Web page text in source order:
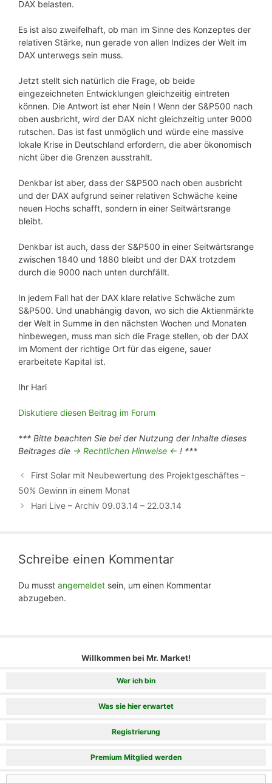
DAX belasten.
Es ist also zweifelhaft, ob man im Sinne des Konzeptes der
relativen Stärke, nun gerade von allen Indizes der Welt im
DAX unterwegs sein muss.
Jetzt stellt sich natürlich die Frage, ob beide
eingezeichneten Entwicklungen gleichzeitig eintreten
können. Die Antwort ist eher Nein ! Wenn der S&P500 nach
oben ausbricht, wird der DAX nicht gleichzeitig unter 9000
rutschen. Das ist fast unmöglich und würde eine massive
lokale Krise in Deutschland erfordern, die aber ökonomisch
nicht über die Grenzen ausstrahlt.
Denkbar ist aber, dass der S&P500 nach oben ausbricht
und der DAX aufgrund seiner relativen Schwäche keine
neuen Hochs schafft, sondern in einer Seitwärtsrange
bleibt.
Denkbar ist auch, dass der S&P500 in einer Seitwärtsrange
zwischen 1840 und 1880 bleibt und der DAX trotzdem
durch die 9000 nach unten durchfällt.
In jedem Fall hat der DAX klare relative Schwäche zum
S&P500. Und unabhängig davon, wo sich die Aktienmärkte
der Welt in Summe in den nächsten Wochen und Monaten
hinbewegen, muss man sich die Frage stellen, ob der DAX
im Moment der richtige Ort für das eigene, sauer
erarbeitete Kapital ist.
Ihr Hari
Diskutiere diesen Beitrag im Forum
*** Bitte beachten Sie bei der Nutzung der Inhalte dieses
Beitrages die -> Rechtlichen Hinweise <- ! ***
First Solar mit Neubewertung des Projektgeschäftes –
50% Gewinn in einem Monat
Hari Live – Archiv 09.03.14 – 22.03.14
Schreibe einen Kommentar
Du musst angemeldet sein, um einen Kommentar
abzugeben.
Willkommen bei Mr. Market!
Wer ich bin
Was sie hier erwartet
Registrierung
Premium Mitglied werden